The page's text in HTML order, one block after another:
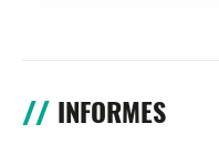
INFORMES